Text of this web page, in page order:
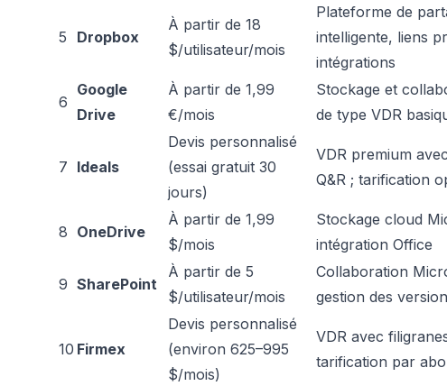
5 Dropbox
À partir de 18
$/utilisateur/mois
Plateforme de
intelligente, liens
intégrations
6
Google
Drive
À partir de 1,99
€/mois
Stockage et
de type VDR
7 Ideals
Devis personnalisé
(essai gratuit 30
jours)
VDR premium
Q&R ; tarification
8 OneDrive
À partir de 1,99
$/mois
Stockage cloud
intégration Office
9 SharePoint
À partir de 5
$/utilisateur/mois
Collaboration
gestion des
10 Firmex
Devis personnalisé
(environ 625–995
$/mois)
VDR avec
tarification par